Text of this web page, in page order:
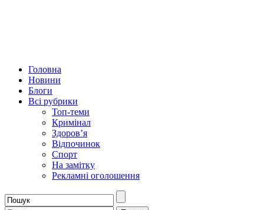
Головна
Новини
Блоги
Всі рубрики
Топ-теми
Кримінал
Здоров’я
Відпочинок
Спорт
На замітку
Рекламні оголошення